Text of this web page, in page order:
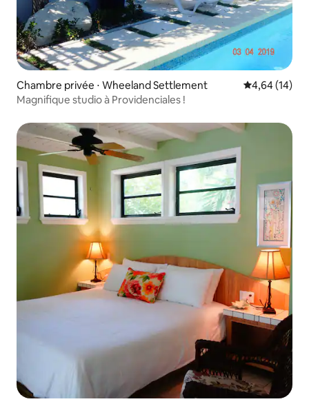
Chambre privée ⋅ Wheeland Settlement Évaluation
4,64 (14)
Magnifique studio à Providenciales !